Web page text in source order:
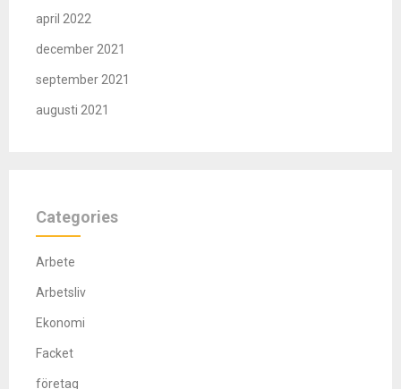
april 2022
december 2021
september 2021
augusti 2021
Categories
Arbete
Arbetsliv
Ekonomi
Facket
företag